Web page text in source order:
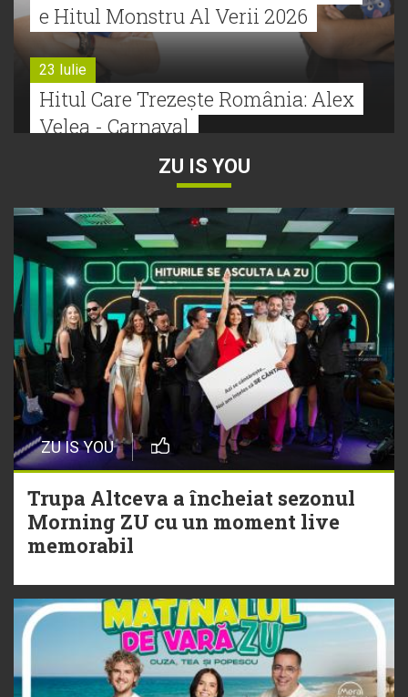
e Hitul Monstru Al Verii 2026
23 Iulie
Hitul Care Trezește România: Alex
Velea - Carnaval
Bătălie strânsă la Hitul Monstru Al
Verii: Cabron versus Faydee
21 Iulie
Dă volumul mai tare! Cabron vine
cu Hitul Monstru al Verii
20 Iulie
Episod nou | Muzica Aia x DJ
Christian Thomson
20 Iulie
Torpedoul lui Morar: Theo Rose -
ZU IS YOU
ZU IS YOU
Trupa Altceva a încheiat sezonul
Morning ZU cu un moment live
memorabil